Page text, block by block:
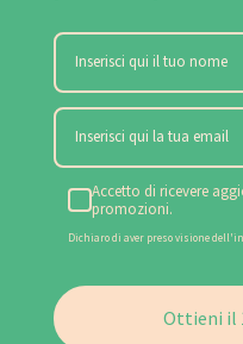
Accetto di ricevere
promozioni.
Dichiaro di aver preso visione
Ottieni il